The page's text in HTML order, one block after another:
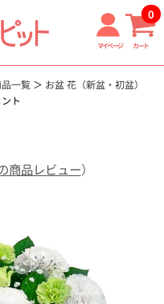
マイページ カート
0
一覧
お盆 花（新盆・初盆）
ト
商品レビュー）